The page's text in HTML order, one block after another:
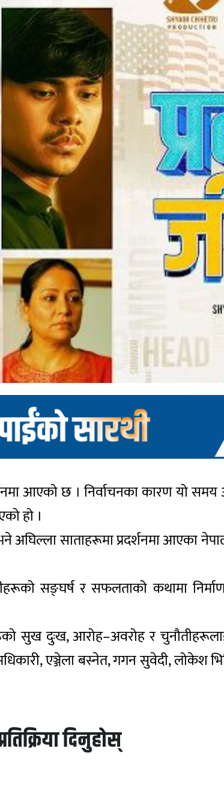
आएको छ । निर्वाचनका कारण यो समय
हो ।
अघिल्ला साताहरूमा प्रदर्शनमा आएका
सङ्घर्ष र सफलताको कथामा
सुख दुःख, आरोह–अवरोह र
एञ्जेला बस्नेत, गगन सुवेदी, लोकेश
दिनुहोस्